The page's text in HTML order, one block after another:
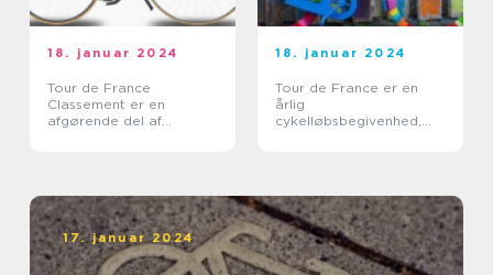
18. januar 2024
Tour de France
Classement er en
afgørende del af
18. januar 2024
Tour de France er en
årlig
cykelløbsbegivenhed,
17. januar 2024